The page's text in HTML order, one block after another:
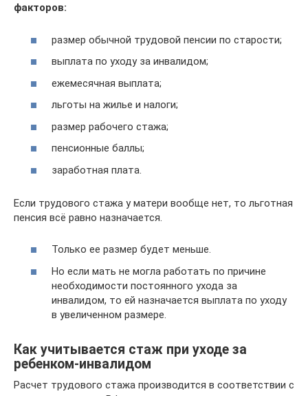
факторов:
размер обычной трудовой пенсии по старости;
выплата по уходу за инвалидом;
ежемесячная выплата;
льготы на жилье и налоги;
размер рабочего стажа;
пенсионные баллы;
заработная плата.
Если трудового стажа у матери вообще нет, то льготная
пенсия всё равно назначается.
Только ее размер будет меньше.
Но если мать не могла работать по причине
необходимости постоянного ухода за
инвалидом, то ей назначается выплата по уходу
в увеличенном размере.
Как учитывается стаж при уходе за
ребенком-инвалидом
Расчет трудового стажа производится в соответствии с